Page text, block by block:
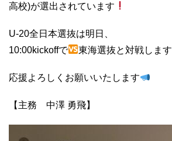
高校)が選出されています
U-20全日本選抜は明日、
10:00kickoffで
東海選抜と対戦します
応援よろしくお願いいたします
【主務 中澤 勇飛】